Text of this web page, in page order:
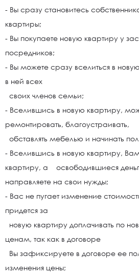
- Вы сразу становитесь
квартиры;
- Вы покупаете новую квартиру у
посредников;
- Вы можете сразу вселиться в
в ней всех
своих членов семьи;
- Вселившись в новую квартиру,
ремонтировать, благоустраивать,
обставлять мебелью и начинать
- Вселившись в новую квартиру,
квартиру, а освободившиеся
направляете на свои нужды;
- Вас не пугает изменение
придется за
новую квартиру доплачивать по
ценам, так как в договоре
Вы зафиксируете в договоре ее
изменения цены;